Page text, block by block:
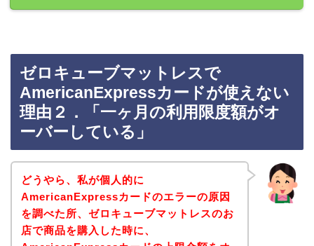
ゼロキューブマットレスで
AmericanExpressカードが使えない
理由２．「一ヶ月の利用限度額がオ
ーバーしている」
どうやら、私が個人的に
AmericanExpressカードのエラーの原因
を調べた所、ゼロキューブマットレスのお
店で商品を購入した時に、